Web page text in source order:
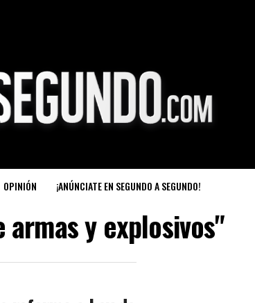
OPINIÓN ¡ANÚNCIATE EN SEGUNDO A SEGUNDO!
y explosivos"